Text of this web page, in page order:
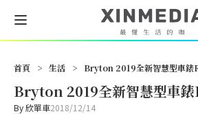
首頁 > 生活 > Bryton 2019全新智慧型車錶
Bryton 2019全新智慧型車
By欣單車2018/12/14